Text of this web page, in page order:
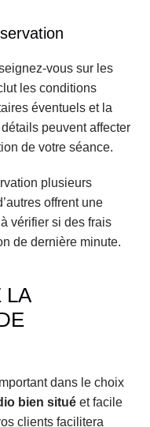
vous sur les
les conditions
éventuels et la
peuvent affecter
de votre séance.
plusieurs
offrent une
vérifier si des frais
de dernière minute.
LA
dans le choix
bien situé et facile
clients facilitera